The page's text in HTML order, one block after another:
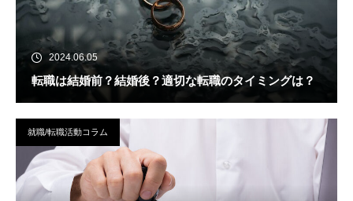
2024.06.05
転職は結婚前？結婚後？適切な転職のタイミングは？
就職/転職活動コラム